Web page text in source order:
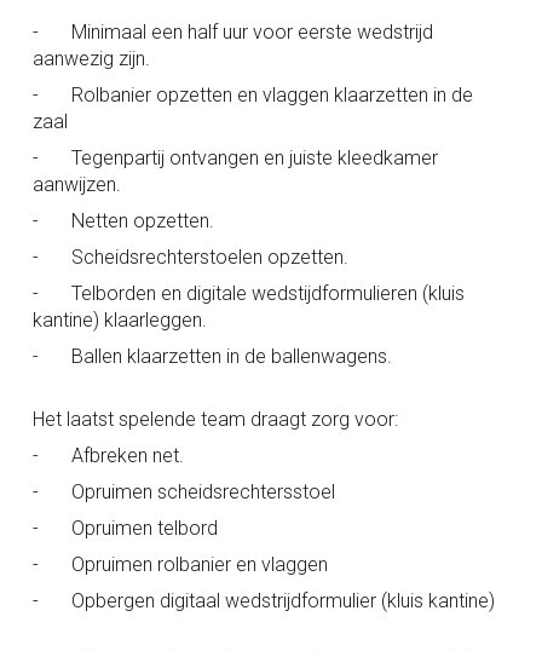
-
Minimaal een half uur voor eerste wedstrijd
aanwezig zijn.
-
Rolbanier opzetten en vlaggen klaarzetten in de
zaal
-
Tegenpartij ontvangen en juiste kleedkamer
aanwijzen.
-
Netten opzetten.
-
Scheidsrechterstoelen opzetten.
-
Telborden en digitale wedstijdformulieren (kluis
kantine) klaarleggen.
-
Ballen klaarzetten in de ballenwagens.
Het laatst spelende team draagt zorg voor:
-
Afbreken net.
-
Opruimen scheidsrechtersstoel
-
Opruimen telbord
-
Opruimen rolbanier en vlaggen
-
Opbergen digitaal wedstrijdformulier (kluis kantine)